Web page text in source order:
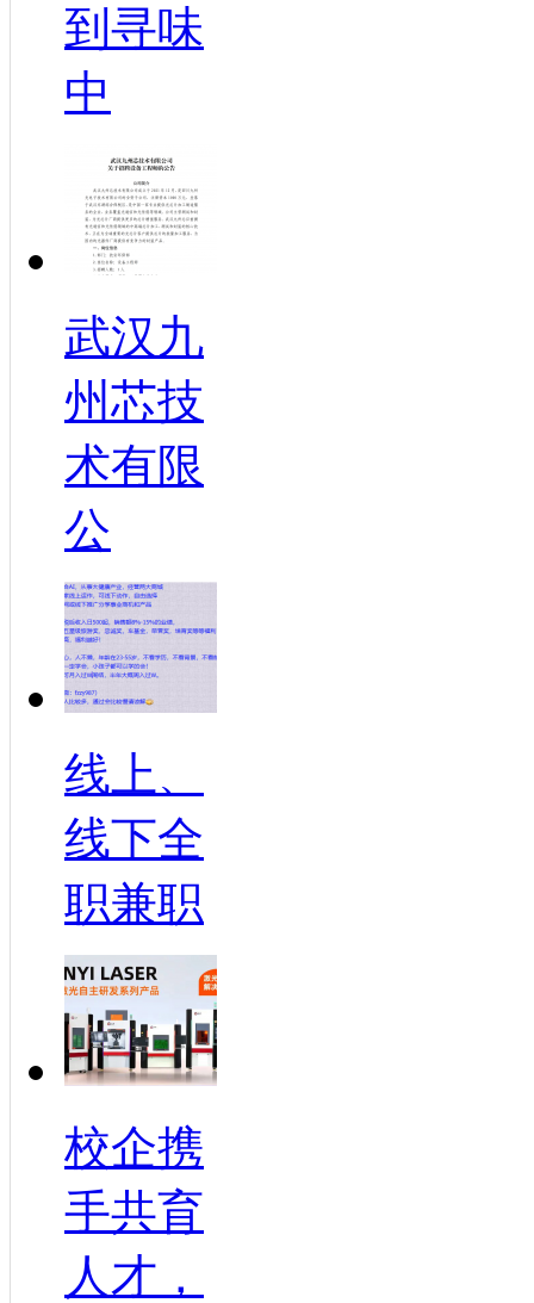
到寻味
中
武汉九
州芯技
术有限
公
线上、
线下全
职兼职
校企携
手共育
人才，